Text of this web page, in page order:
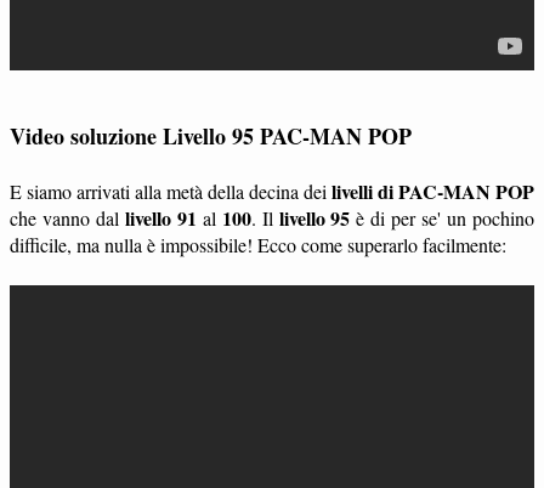
Video soluzione Livello 95 PAC-MAN POP
E siamo arrivati alla metà della decina dei livelli di PAC-MAN POP
che vanno dal livello 91 al 100. Il livello 95 è di per se' un pochino
difficile, ma nulla è impossibile! Ecco come superarlo facilmente: